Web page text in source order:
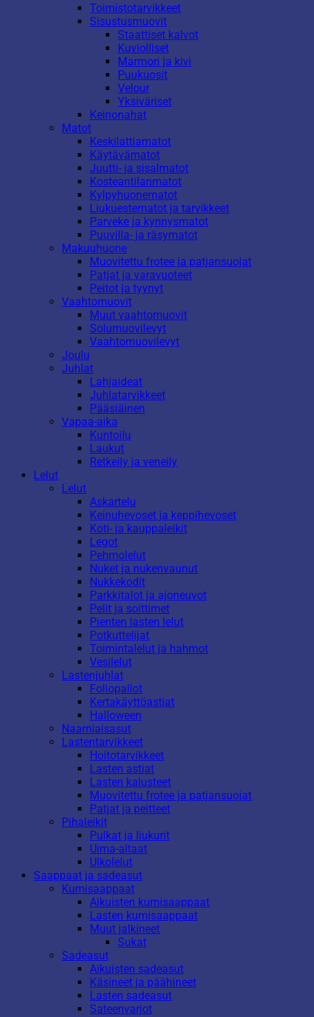
Toimistotarvikkeet
Sisustusmuovit
Staattiset kalvot
Kuviolliset
Marmori ja kivi
Puukuosit
Velour
Yksiväriset
Keinonahat
Matot
Keskilattiamatot
Käytävämatot
Juutti- ja sisalmatot
Kosteantilanmatot
Kylpyhuonematot
Liukuestematot ja tarvikkeet
Parveke ja kynnysmatot
Puuvilla- ja räsymatot
Makuuhuone
Muovitettu frotee ja patjansuojat
Patjat ja varavuoteet
Peitot ja tyynyt
Vaahtomuovit
Muut vaahtomuovit
Solumuovilevyt
Vaahtomuovilevyt
Joulu
Juhlat
Lahjaideat
Juhlatarvikkeet
Pääsiäinen
Vapaa-aika
Kuntoilu
Laukut
Retkeily ja veneily
Lelut
Lelut
Askartelu
Keinuhevoset ja keppihevoset
Koti- ja kauppaleikit
Legot
Pehmolelut
Nuket ja nukenvaunut
Nukkekodit
Parkkitalot ja ajoneuvot
Pelit ja soittimet
Pienten lasten lelut
Potkuttelijat
Toimintalelut ja hahmot
Vesilelut
Lastenjuhlat
Foliopallot
Kertakäyttöastiat
Halloween
Naamiaisasut
Lastentarvikkeet
Hoitotarvikkeet
Lasten astiat
Lasten kalusteet
Muovitettu frotee ja patjansuojat
Patjat ja peitteet
Pihaleikit
Pulkat ja liukurit
Uima-altaat
Ulkolelut
Saappaat ja sadeasut
Kumisaappaat
Aikuisten kumisaappaat
Lasten kumisaappaat
Muut jalkineet
Sukat
Sadeasut
Aikuisten sadeasut
Käsineet ja päähineet
Lasten sadeasut
Sateenvarjot